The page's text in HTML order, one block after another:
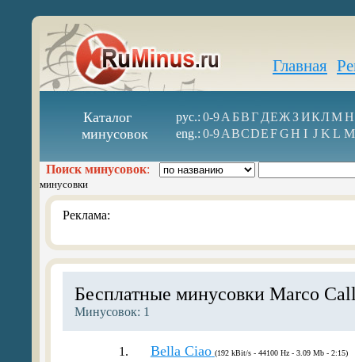
Главная
Каталог
минусовок
рус.: 0-9А БВГ ДЕЖ З ИКЛМН
eng.: 0-9ABCDEFGH I J K L M
Поиск минусовок:
минусовки
Реклама:
Бесплатные минусовки Marco
Минусовок: 1
1. Bella Ciao (192 kBit/s - 44100 Hz - 3.09 Mb - 2:15)